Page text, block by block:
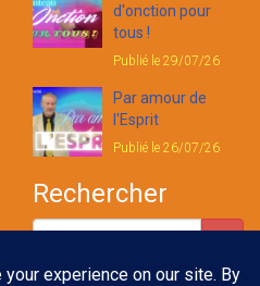
d'onction pour
tous !
Publié le 29/07/26
Par amour de
l'Esprit
Publié le 26/07/26
Rechercher